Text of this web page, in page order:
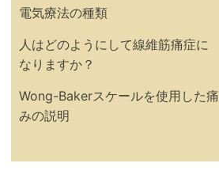
電気療法の種類
人はどのようにして線維筋痛症に
なりますか？
Wong-Bakerスケールを使用した痛
みの説明